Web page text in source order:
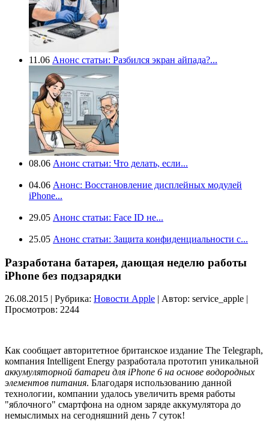
11.06 Анонс статьи: Разбился экран айпада?...
08.06 Анонс статьи: Что делать, если...
04.06 Анонс: Восстановление дисплейных модулей
iPhone...
29.05 Анонс статьи: Face ID не...
25.05 Анонс статьи: Защита конфиденциальности с...
Разработана батарея, дающая неделю работы
iPhone без подзарядки
26.08.2015 | Рубрика: Новости Apple | Автор: service_apple |
Просмотров: 2244
Как сообщает авторитетное британское издание The Telegraph,
компания Intelligent Energy разработала прототип уникальной
аккумуляторной батареи для iPhone 6 на основе водородных
элементов питания. Благодаря использованию данной
технологии, компании удалось увеличить время работы
"яблочного" смартфона на одном заряде аккумулятора до
немыслимых на сегодняшний день 7 суток!